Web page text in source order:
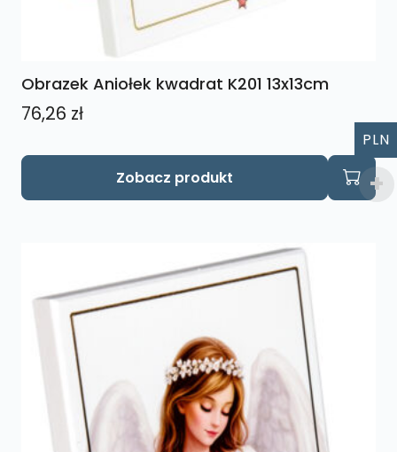
Obrazek Aniołek kwadrat K201 13x13cm
76,26 zł
Zobacz produkt
PLN